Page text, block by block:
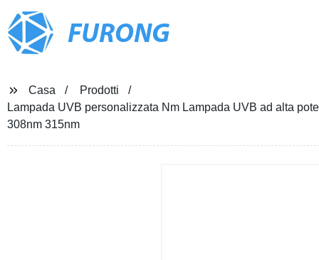
FURONG
Casa
Prodotti
Lampada UVB personalizzata Nm Lampada UVB ad alta
308nm 315nm